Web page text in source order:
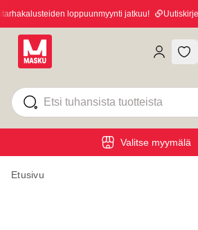
loppuunmyynti jatkuu!
Valitse myymälä
Etusivu